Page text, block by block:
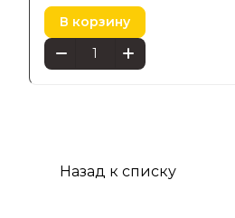
В корзину
Назад к списку